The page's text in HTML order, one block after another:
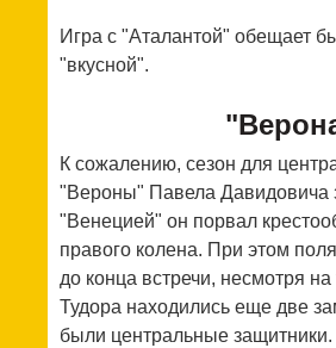
Игра с "Аталантой" обещает
"вкусной".
К сожалению, сезон для
"Вероны" Павела Давидовича
"Венецией" он порвал
правого колена. При этом
до конца встречи, несмотря на
Тудора находились еще две
были центральные